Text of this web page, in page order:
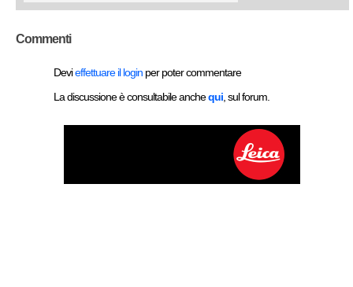
Commenti
Devieffettuare il login per poter commentare
La discussione è consultabile anchequi, sul forum.